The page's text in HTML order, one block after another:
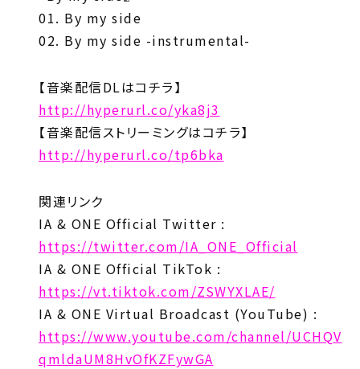
01. By my side
02. By my side -instrumental-
【音楽配信DLはコチラ】
http://hyperurl.co/yka8j3
【音楽配信ストリーミングはコチラ】
http://hyperurl.co/tp6bka
関連リンク
IA & ONE Official Twitter :
https://twitter.com/IA_ONE_Official
IA & ONE Official TikTok :
https://vt.tiktok.com/ZSWYXLAE/
IA & ONE Virtual Broadcast (YouTube) :
https://www.youtube.com/channel/UCHQV
qmldaUM8HvOfKZFywGA